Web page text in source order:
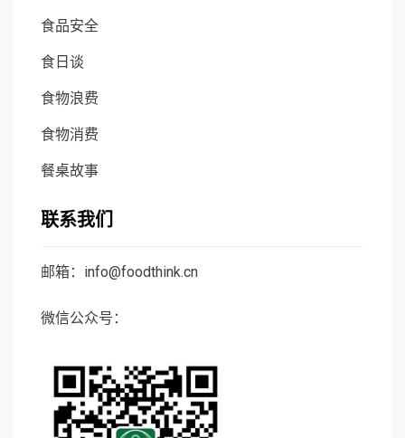
食品安全
食日谈
食物浪费
食物消费
餐桌故事
联系我们
邮箱：info@foodthink.cn
微信公众号：